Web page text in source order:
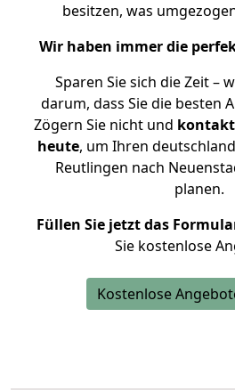
besitzen, was
Wir haben immer die
Sparen Sie sich die Zeit –
darum, dass Sie die besten
Zögern Sie nicht und
heute, um Ihren
Reutlingen nach
planen.
Füllen Sie jetzt das
Sie kostenlose
Kostenlose